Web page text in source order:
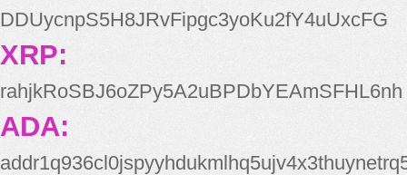
DDUycnpS5H8JRvFipgc3yoKu2fY4uUxcFG
XRP:
rahjkRoSBJ6oZPy5A2uBPDbYEAmSFHL6nh
ADA: